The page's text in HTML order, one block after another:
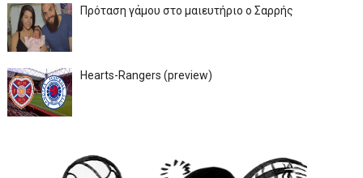
Πρόταση γάμου στο μαιευτήριο ο Σαρρής
Hearts-Rangers (preview)